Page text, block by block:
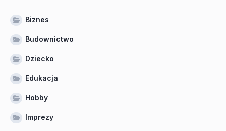
Biznes
Budownictwo
Dziecko
Edukacja
Hobby
Imprezy